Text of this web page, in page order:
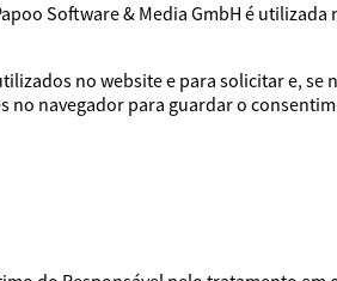
Software & Media GmbH é
no website e para solicitar e,
no navegador para guardar o